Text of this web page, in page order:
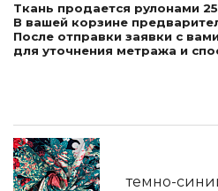
Ткань продается рулонами
В вашей корзине
После отправки заявки с
для уточнения метража и
темно-